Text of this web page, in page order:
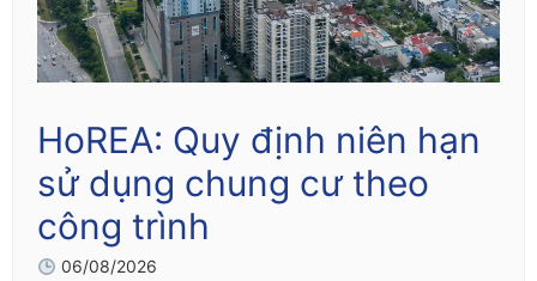
HoREA: Quy định niên hạn
sử dụng chung cư theo
công trình
06/08/2026